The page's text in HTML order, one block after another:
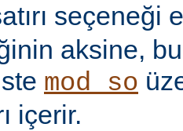
seçeneği
aksine,
mod_so
içerir.